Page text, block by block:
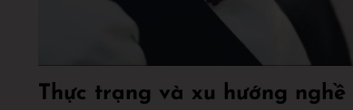
Thực trạng và xu hướng